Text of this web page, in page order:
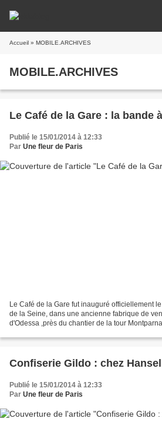
Accueil » MOBILE.ARCHIVES
MOBILE.ARCHIVES
Le Café de la Gare : la bande
Publié le 15/01/2014 à 12:33
Par Une fleur de Paris
Le Café de la Gare fut inauguré officiellement
de la Seine, dans une ancienne fabrique de
d'Odessa ,près du chantier de la tour
Confiserie Gildo : chez
Publié le 15/01/2014 à 12:33
Par Une fleur de Paris